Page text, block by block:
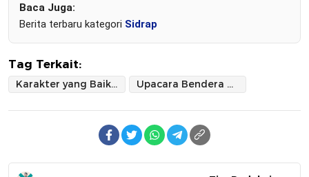
Baca Juga:
Berita terbaru kategori Sidrap
Tag Terkait:
Karakter yang Baik Adalah Kunci Keberhasilan Upacara Bendera MTsN 2 SidrapPembina: Selain Cerdas